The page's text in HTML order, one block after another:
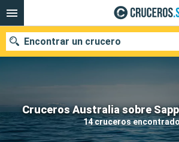
Cruceros Australia sobre
14 cruceros
Encontrar un crucero
Nuestros destinos
Fecha de salida